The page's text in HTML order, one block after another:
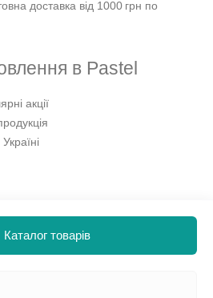
доставка від 1000 грн по
в Pastel
акції
Каталог товарів